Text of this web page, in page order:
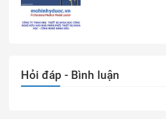
Hỏi đáp - Bình luận